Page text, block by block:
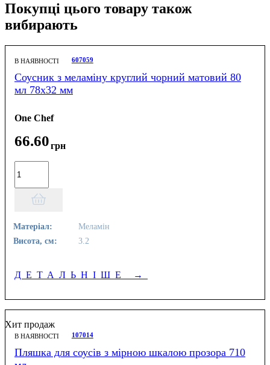
Покупці цього товару також
вибирають
В НАЯВНОСТІ 607059
Соусник з меламіну круглий чорний матовий 80
мл 78х32 мм
One Chef
66.60грн
Матеріал:
Меламін
Висота, см:
3.2
ДЕТАЛЬНІШЕ →
Хит продаж
В НАЯВНОСТІ 107014
Пляшка для соусів з мірною шкалою прозора 710